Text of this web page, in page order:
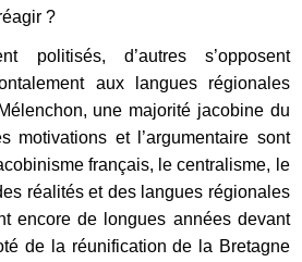
FR
?
politisés, d’autres s’opposent
aux langues régionales
une majorité jacobine du
motivations et l’argumentaire sont
français, le centralisme, le
réalités et des langues régionales
encore de longues années devant
de la réunification de la Bretagne